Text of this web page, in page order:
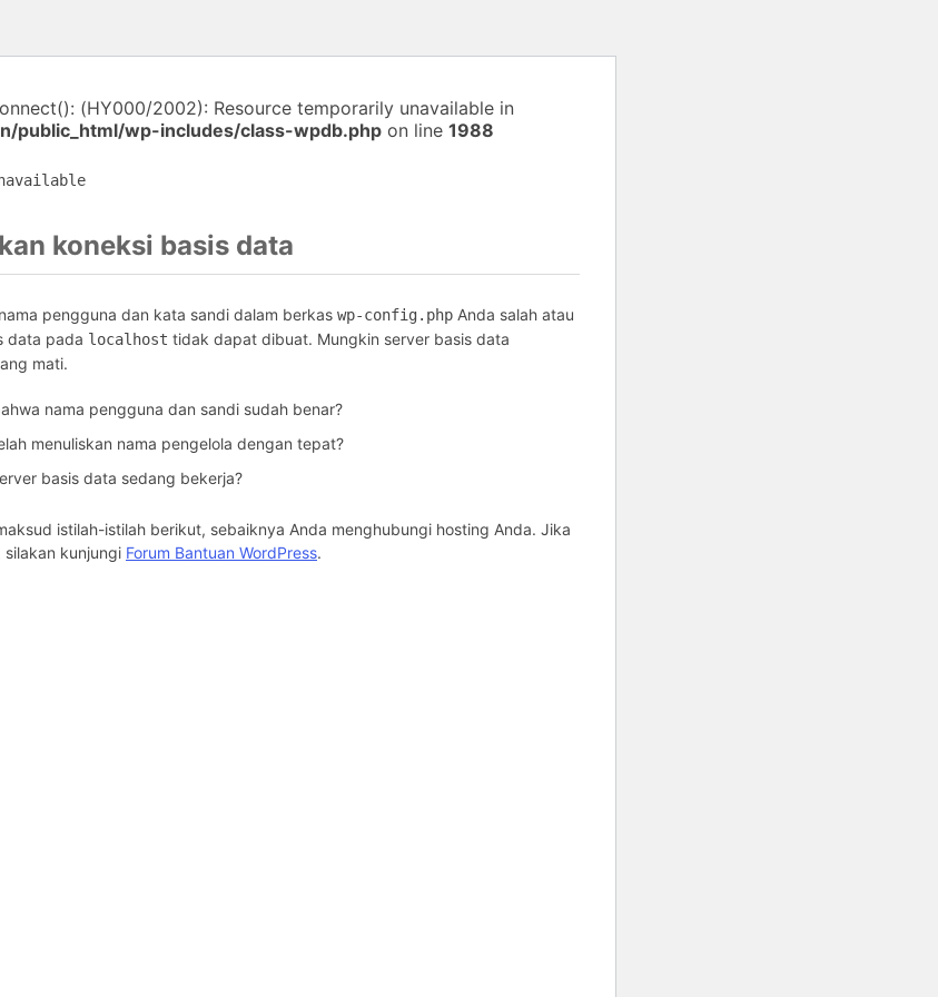
(HY000/2002): Resource temporarily unavailable in
public_html/wp-includes/class-wpdb.php on line 1988
koneksi basis data
pengguna dan kata sandi dalam berkas wp-config.php Anda salah atau
data pada localhost tidak dapat dibuat. Mungkin server basis data
mati.
nama pengguna dan sandi sudah benar?
menuliskan nama pengelola dengan tepat?
basis data sedang bekerja?
istilah-istilah berikut, sebaiknya Anda menghubungi hosting Anda. Jika
kunjungi Forum Bantuan WordPress.